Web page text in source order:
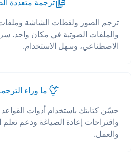
ترجمة متعددة
والملفات الصوتية في مكان واحد.
الاصطناعي، وسهل الاستخدام.
ما وراء
حسّن كتابتك باستخدام أدوات القواعد
واقتراحات إعادة الصياغة ودعم تعلم
والعمل.